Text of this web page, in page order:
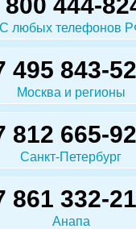
С любых телефонов
495 843-
Москва и регионы
812 665-
Санкт-Петербург
861 332-
Анапа